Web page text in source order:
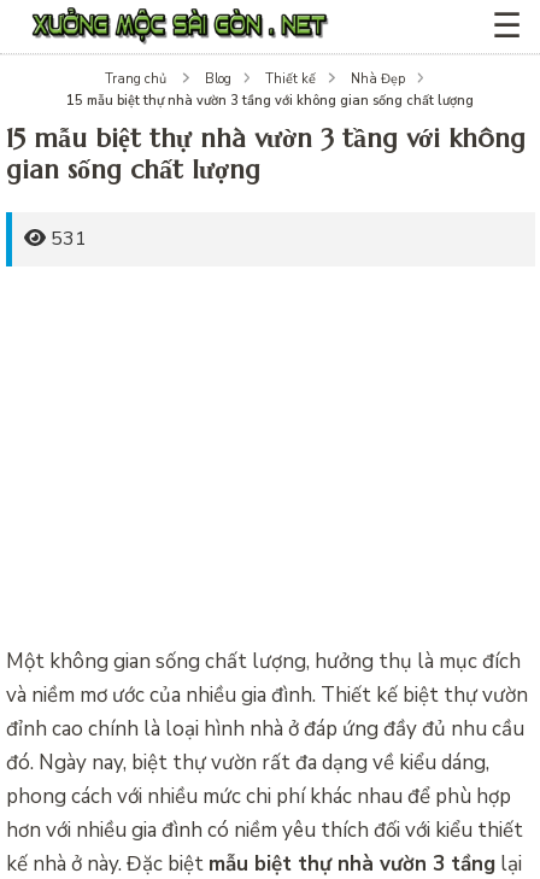
☰
Trang chủ Blog Thiết kế
Nhà Đẹp
15 mẫu biệt thự nhà vườn 3 tầng với không gian sống chất lượng
15 mẫu biệt thự nhà vườn 3 tầng với không
gian sống chất lượng
531
Một không gian sống chất lượng, hưởng thụ là mục đích
và niềm mơ ước của nhiều gia đình. Thiết kế biệt thự vườn
đỉnh cao chính là loại hình nhà ở đáp ứng đầy đủ nhu cầu
đó. Ngày nay, biệt thự vườn rất đa dạng về kiểu dáng,
phong cách với nhiều mức chi phí khác nhau để phù hợp
hơn với nhiều gia đình có niềm yêu thích đối với kiểu thiết
kế nhà ở này. Đặc biệt mẫu biệt thự nhà vườn 3 tầnglại